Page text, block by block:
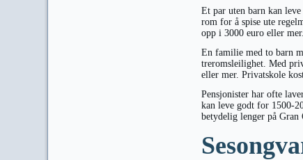
Et par uten barn kan
rom for å spise ute
opp i 3000 euro eller mer.
En familie med to barn
treromsleilighet. Med
eller mer. Privatskole
Pensjonister har ofte
kan leve godt for 1500-
betydelig lenger på Gran